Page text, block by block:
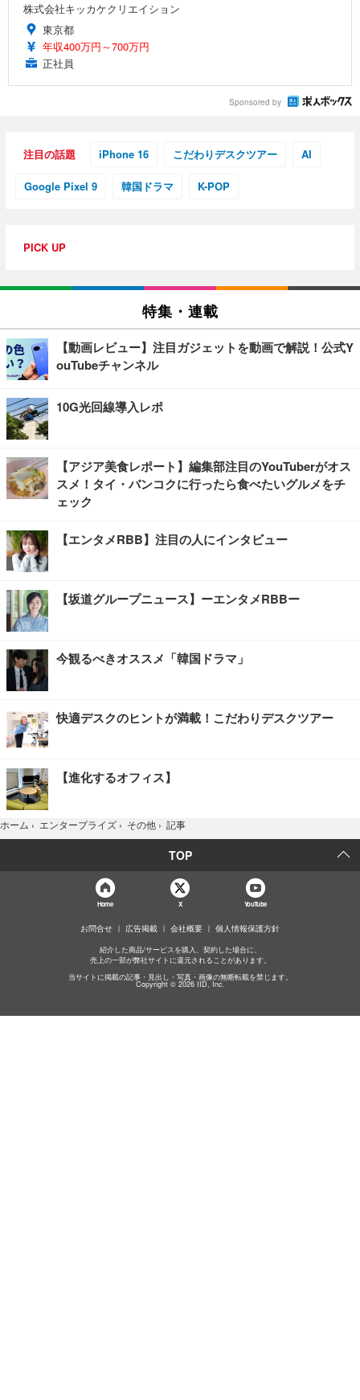
株式会社キッカケクリエイション
東京都
年収400万円～700万円
正社員
Sponsored by
注目の話題 iPhone 16 こだわりデスクツアー AI
Google Pixel 9 韓国ドラマ K-POP
PICK UP
特集・連載
【動画レビュー】注目ガジェットを動画で解説！公式Y
ouTubeチャンネル
10G光回線導入レポ
【アジア美食レポート】編集部注目のYouTuberがオス
スメ！タイ・バンコクに行ったら食べたいグルメをチ
ェック
【エンタメRBB】注目の人にインタビュー
【坂道グループニュース】ーエンタメRBBー
今観るべきオススメ「韓国ドラマ」
快適デスクのヒントが満載！こだわりデスクツアー
【進化するオフィス】
ホーム › エンタープライズ › その他 › 記事
TOP
Home X YouTube
お問合せ 広告掲載 会社概要 個人情報保護方針
紹介した商品/サービスを購入、契約した場合に、
売上の一部が弊社サイトに還元されることがあります。
当サイトに掲載の記事・見出し・写真・画像の無断転載を禁じます。
Copyright © 2026 IID, Inc.